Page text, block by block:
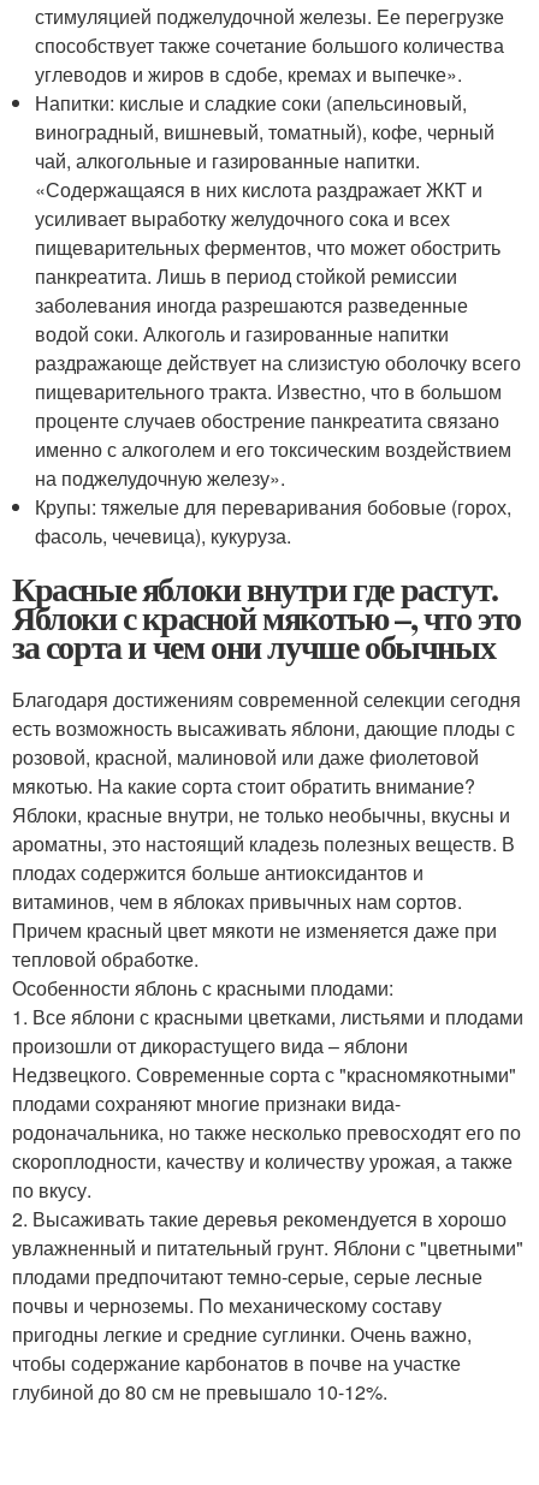
стимуляцией поджелудочной железы. Ее перегрузке
способствует также сочетание большого количества
углеводов и жиров в сдобе, кремах и выпечке».
Напитки: кислые и сладкие соки (апельсиновый,
виноградный, вишневый, томатный), кофе, черный
чай, алкогольные и газированные напитки.
«Содержащаяся в них кислота раздражает ЖКТ и
усиливает выработку желудочного сока и всех
пищеварительных ферментов, что может обострить
панкреатита. Лишь в период стойкой ремиссии
заболевания иногда разрешаются разведенные
водой соки. Алкоголь и газированные напитки
раздражающе действует на слизистую оболочку всего
пищеварительного тракта. Известно, что в большом
проценте случаев обострение панкреатита связано
именно с алкоголем и его токсическим воздействием
на поджелудочную железу».
Крупы: тяжелые для переваривания бобовые (горох,
фасоль, чечевица), кукуруза.
Красные яблоки внутри где растут.
Яблоки с красной мякотью –, что это
за сорта и чем они лучше обычных
Благодаря достижениям современной селекции сегодня
есть возможность высаживать яблони, дающие плоды с
розовой, красной, малиновой или даже фиолетовой
мякотью. На какие сорта стоит обратить внимание?
Яблоки, красные внутри, не только необычны, вкусны и
ароматны, это настоящий кладезь полезных веществ. В
плодах содержится больше антиоксидантов и
витаминов, чем в яблоках привычных нам сортов.
Причем красный цвет мякоти не изменяется даже при
тепловой обработке.
Особенности яблонь с красными плодами:
1. Все яблони с красными цветками, листьями и плодами
произошли от дикорастущего вида – яблони
Недзвецкого. Современные сорта с "красномякотными"
плодами сохраняют многие признаки вида-
родоначальника, но также несколько превосходят его по
скороплодности, качеству и количеству урожая, а также
по вкусу.
2. Высаживать такие деревья рекомендуется в хорошо
увлажненный и питательный грунт. Яблони с "цветными"
плодами предпочитают темно-серые, серые лесные
почвы и черноземы. По механическому составу
пригодны легкие и средние суглинки. Очень важно,
чтобы содержание карбонатов в почве на участке
глубиной до 80 см не превышало 10-12%.